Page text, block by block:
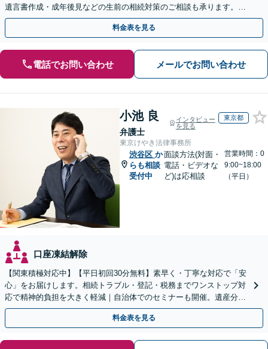
遺言書作成・成年後見などの生前の相続対策のご相談も承ります。
【夜間／休日の相談可能】
料金表を見る
電話でお問い合わせ メールでお問い合わせ
小池 良
弁護士
インタビュー
を見る
東京都
東京けやき法律事務所
渋谷区 か
らも相談
受付中
面談方法(対面・
電話・ビデオな
ど)は応相談
営業時間：0
9:00~18:00
（平日）
口座凍結解除
【関東積極対応中】【平日初回30分無料】素早く・丁寧な対応で「安
心」をお届けします。相続トラブル・登記・税務までワンストップ対
応で精神的負担を大きく軽減｜自治体でのセミナーも開催。遺産分
割・放棄などまずはお気軽にご相談ください【通知税理士】
料金表を見る